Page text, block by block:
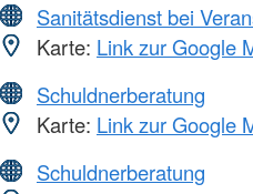
Sanitätsdienst bei
Karte: Link zur Google
Schuldnerberatung
Karte: Link zur Google
Schuldnerberatung